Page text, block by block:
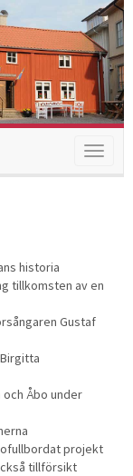
Toggle
historia
tillkomsten av en
Gustaf
Åbo under
projekt
tillförsikt